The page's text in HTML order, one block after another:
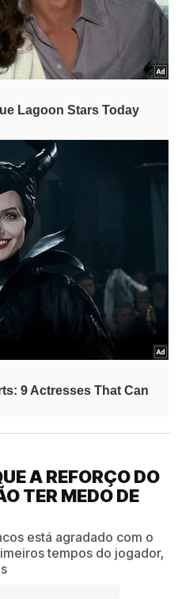
A REFORÇO DO
TER MEDO DE
está agradado com o
tempos do jogador,